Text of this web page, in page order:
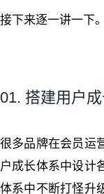
接下来逐一讲一下。
01. 搭建用户
很多品牌在会员运
户成长体系中设计
体系中不断打怪升